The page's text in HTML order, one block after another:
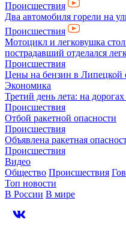
Происшествия
Два автомобиля горели на
Происшествия
Мотоцикл и легковушка
пострадавший отделался
Происшествия
Цены на бензин в Липецкой
Экономика
Третий день лета: на
Происшествия
Отбой ракетной опасности
Происшествия
Объявлена ракетная
Происшествия
Видео
Общество Происшествия
Топ новости
В России В мире